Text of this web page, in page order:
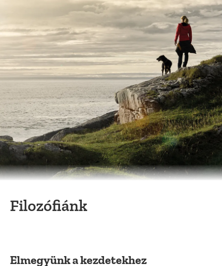
Filozófiánk
Elmegyünk a kezdetekhez